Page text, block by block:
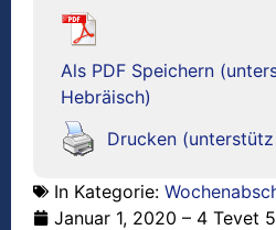
Als PDF Speichern
Hebräisch)
Drucken
In Kategorie:
Januar 1, 2020 – 4 Tevet